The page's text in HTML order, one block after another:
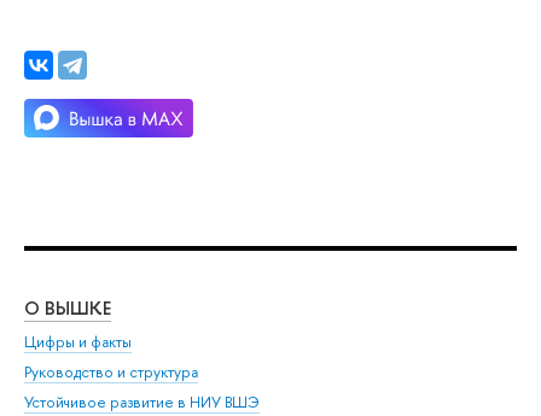
О ВЫШКЕ
Цифры и факты
Руководство и структура
Устойчивое развитие в НИУ ВШЭ